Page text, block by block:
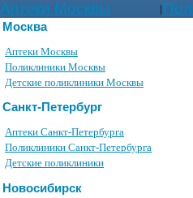
Аптеки Москвы |
Москва
Аптеки Москвы
Поликлиники Москвы
Детские поликлиники Москвы
Санкт-Петербург
Аптеки Санкт-Петербурга
Поликлиники Санкт-Петербурга
Детские поликлиники
Новосибирск